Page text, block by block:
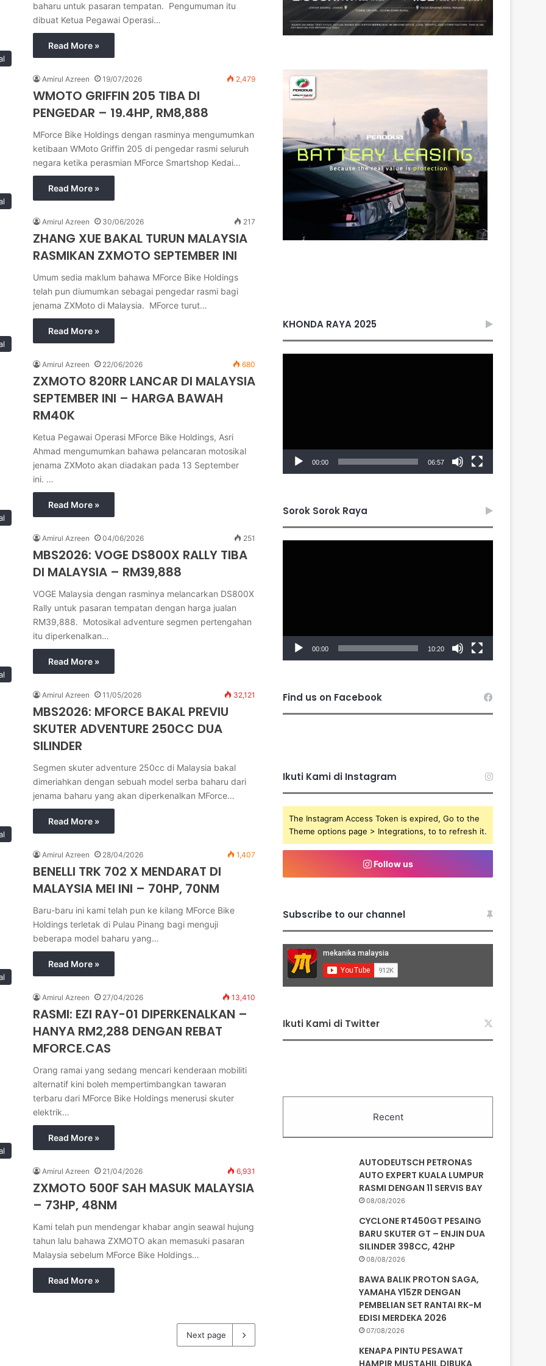
baharu untuk pasaran tempatan. Pengumuman itu
dibuat Ketua Pegawai Operasi…
Read More »
Amirul Azreen 19/07/2026 2,479
WMOTO GRIFFIN 205 TIBA DI
PENGEDAR – 19.4HP, RM8,888
MForce Bike Holdings dengan rasminya mengumumkan
ketibaan WMoto Griffin 205 di pengedar rasmi seluruh
negara ketika perasmian MForce Smartshop Kedai…
Read More »
Amirul Azreen 30/06/2026 217
ZHANG XUE BAKAL TURUN MALAYSIA
RASMIKAN ZXMOTO SEPTEMBER INI
Umum sedia maklum bahawa MForce Bike Holdings
telah pun diumumkan sebagai pengedar rasmi bagi
jenama ZXMoto di Malaysia. MForce turut…
Read More »
Amirul Azreen 22/06/2026 680
ZXMOTO 820RR LANCAR DI MALAYSIA
SEPTEMBER INI – HARGA BAWAH
RM40K
Ketua Pegawai Operasi MForce Bike Holdings, Asri
Ahmad mengumumkan bahawa pelancaran motosikal
jenama ZXMoto akan diadakan pada 13 September
ini. …
Read More »
Amirul Azreen 04/06/2026 251
MBS2026: VOGE DS800X RALLY TIBA
DI MALAYSIA – RM39,888
VOGE Malaysia dengan rasminya melancarkan DS800X
Rally untuk pasaran tempatan dengan harga jualan
RM39,888. Motosikal adventure segmen pertengahan
itu diperkenalkan…
Read More »
Amirul Azreen 11/05/2026 32,121
MBS2026: MFORCE BAKAL PREVIU
SKUTER ADVENTURE 250CC DUA
SILINDER
Segmen skuter adventure 250cc di Malaysia bakal
dimeriahkan dengan sebuah model serba baharu dari
jenama baharu yang akan diperkenalkan MForce…
Read More »
Amirul Azreen 28/04/2026 1,407
BENELLI TRK 702 X MENDARAT DI
MALAYSIA MEI INI – 70HP, 70NM
Baru-baru ini kami telah pun ke kilang MForce Bike
Holdings terletak di Pulau Pinang bagi menguji
beberapa model baharu yang…
Read More »
Amirul Azreen 27/04/2026 13,410
RASMI: EZI RAY-01 DIPERKENALKAN –
HANYA RM2,288 DENGAN REBAT
MFORCE.CAS
Orang ramai yang sedang mencari kenderaan mobiliti
alternatif kini boleh mempertimbangkan tawaran
terbaru dari MForce Bike Holdings menerusi skuter
elektrik…
Read More »
Amirul Azreen 21/04/2026 6,931
ZXMOTO 500F SAH MASUK MALAYSIA
– 73HP, 48NM
Kami telah pun mendengar khabar angin seawal hujung
tahun lalu bahawa ZXMOTO akan memasuki pasaran
Malaysia sebelum MForce Bike Holdings…
Read More »
Next page
KHONDA RAYA 2025
00:00 06:57
Sorok Sorok Raya
00:00 10:20
Find us on Facebook
Ikuti Kami di Instagram
The Instagram Access Token is expired, Go to the
Theme options page > Integrations, to to refresh it.
Follow us
Subscribe to our channel
Ikuti Kami di Twitter
Recent
AUTODEUTSCH PETRONAS
AUTO EXPERT KUALA LUMPUR
RASMI DENGAN 11 SERVIS BAY
08/08/2026
CYCLONE RT450GT PESAING
BARU SKUTER GT – ENJIN DUA
SILINDER 398CC, 42HP
08/08/2026
BAWA BALIK PROTON SAGA,
YAMAHA Y15ZR DENGAN
PEMBELIAN SET RANTAI RK-M
EDISI MERDEKA 2026
07/08/2026
KENAPA PINTU PESAWAT
HAMPIR MUSTAHIL DIBUKA